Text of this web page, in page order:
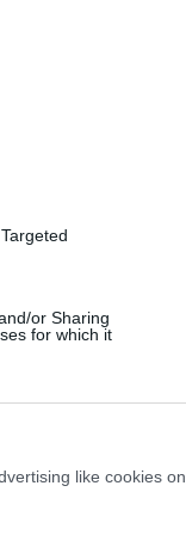
or Sharing
for which it
like cookies on
el
los
su
en 1,4
de ahí
queda